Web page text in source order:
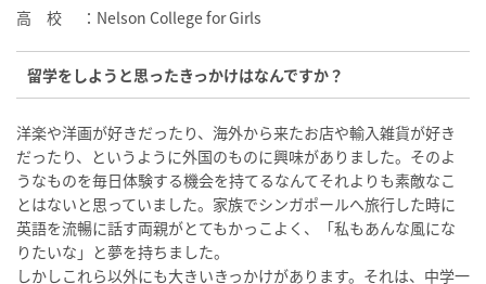
高 校
：Nelson College for Girls
留学をしようと思ったきっかけはなんですか？
洋楽や洋画が好きだったり、海外から来たお店や輸入雑貨が好き
だったり、というように外国のものに興味がありました。そのよ
うなものを毎日体験する機会を持てるなんてそれよりも素敵なこ
とはないと思っていました。家族でシンガポールへ旅行した時に
英語を流暢に話す両親がとてもかっこよく、「私もあんな風にな
りたいな」と夢を持ちました。
しかしこれら以外にも大きいきっかけがあります。それは、中学一